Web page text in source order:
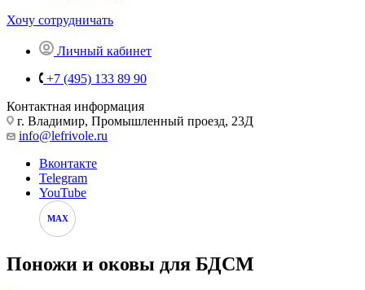
Хочу сотрудничать
Личный кабинет
+7 (495) 133 89 90
Контактная информация
г. Владимир, Промышленный проезд, 23Д
info@lefrivole.ru
Вконтакте
Telegram
YouTube
MAX
Поножи и оковы для БДСМ